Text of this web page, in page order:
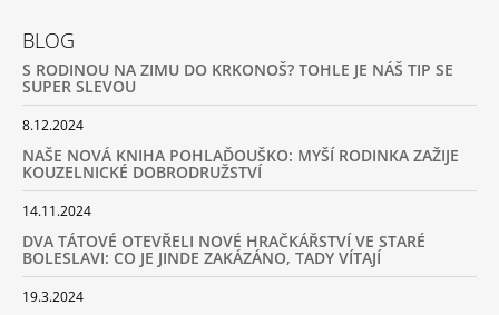
BLOG
S RODINOU NA ZIMU DO KRKONOŠ? TOHLE JE NÁŠ TIP SE
SUPER SLEVOU
8.12.2024
NAŠE NOVÁ KNIHA POHLAĎOUŠKO: MYŠÍ RODINKA ZAŽIJE
KOUZELNICKÉ DOBRODRUŽSTVÍ
14.11.2024
DVA TÁTOVÉ OTEVŘELI NOVÉ HRAČKÁŘSTVÍ VE STARÉ
BOLESLAVI: CO JE JINDE ZAKÁZÁNO, TADY VÍTAJÍ
19.3.2024